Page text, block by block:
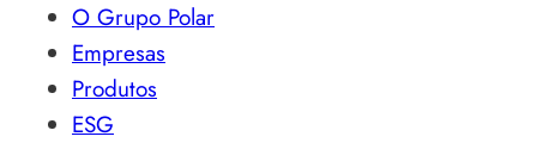
O Grupo Polar
Empresas
Produtos
ESG